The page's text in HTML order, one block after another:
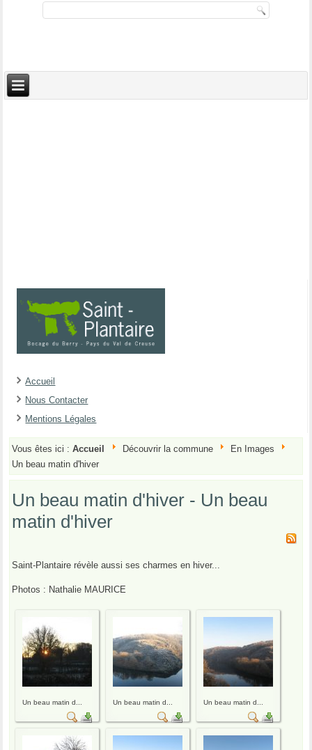
Accueil
Nous Contacter
Mentions Légales
Vous êtes ici :Accueil Découvrir la commune
En Images
Un beau matin d'hiver
Un beau matin d'hiver - Un beau
matin d'hiver
Saint-Plantaire révèle aussi ses charmes en hiver...
Photos : Nathalie MAURICE
Un beau matin d... Un beau matin d... Un beau matin d...